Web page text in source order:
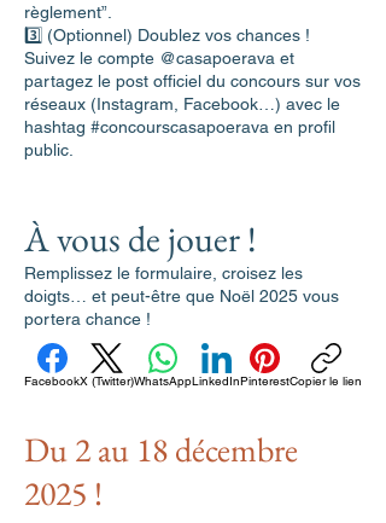
règlement”.
3️⃣ (Optionnel) Doublez vos chances !
Suivez le compte @casapoerava et
partagez le post officiel du concours sur vos
réseaux (Instagram, Facebook…) avec le
hashtag #concourscasapoerava en profil
public.
À vous de jouer !
Remplissez le formulaire, croisez les
doigts… et peut-être que Noël 2025 vous
portera chance !
FacebookX (Twitter)WhatsAppLinkedInPinterestCopier le lien
Du 2 au 18 décembre
2025 !